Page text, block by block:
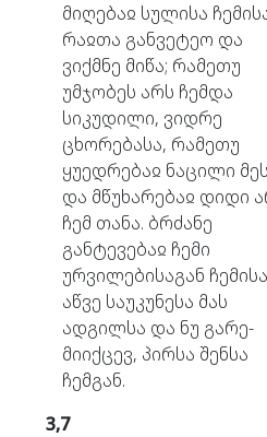
მიღებაჲ სულისა
რაჲთა განვეტეო და
ვიქმნე მიწა; რამეთუ
უმჯობეს არს ჩემდა
სიკუდილი, ვიდრე
ცხორებასა, რამეთუ
ყუედრებაჲ ნაცილი
და მწუხარებაჲ დიდი
ჩემ თანა. ბრძანე
განტევებაჲ ჩემი
ურვილებისაგან ჩემისა
აწვე საუკუნესა მას
ადგილსა და ნუ გარე-
მიიქცევ, პირსა შენსა
ჩემგან.
3,7